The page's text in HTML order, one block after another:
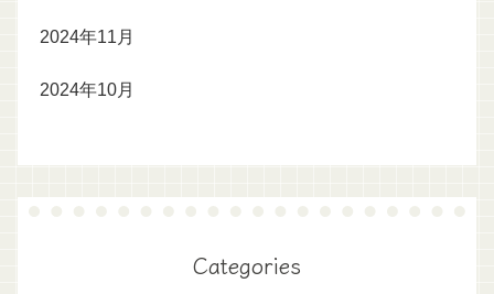
2024年11月
2024年10月
Categories